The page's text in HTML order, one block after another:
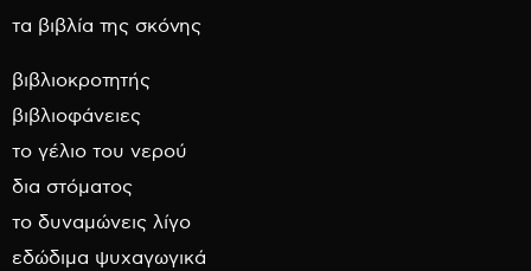
τα βιβλία της σκόνης
βιβλιοκροτητής
βιβλιοφάνειες
το γέλιο του νερού
δια στόματος
το δυναμώνεις λίγο
εδώδιμα ψυχαγωγικά